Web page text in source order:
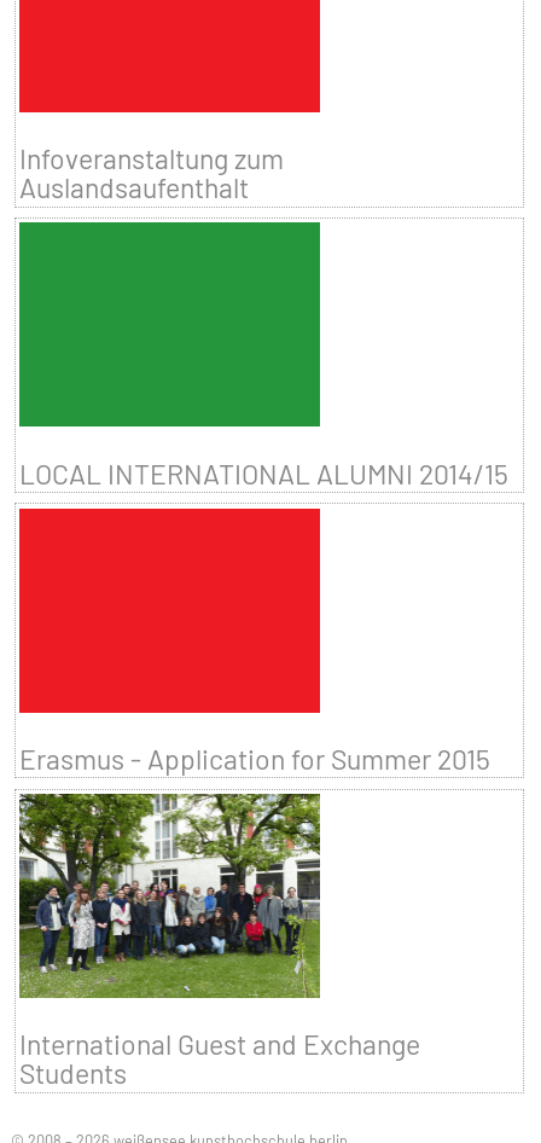
Infoveranstaltung zum
Auslandsaufenthalt
LOCAL INTERNATIONAL ALUMNI 2014/15
Erasmus - Application for Summer 2015
International Guest and Exchange
Students